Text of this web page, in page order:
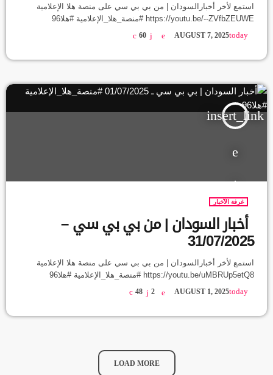
استمع لأخر أخبارالسودان | من بي بي سي على منصة هلا الإعلامية
https://youtu.be/--ZVfbZEUWE #منصة_هلا_الإعلامية #هلا96
today
AUGUST 7, 2025
60
insert_link
غرفة الآخبار
أخبار السودان | من بي بي سي –
31/07/2025
استمع لأخر أخبارالسودان | من بي بي سي على منصة هلا الإعلامية
https://youtu.be/uMBRUp5etQ8 #منصة_هلا_الإعلامية #هلا96
today
AUGUST 1, 2025
48 2
LOAD MORE